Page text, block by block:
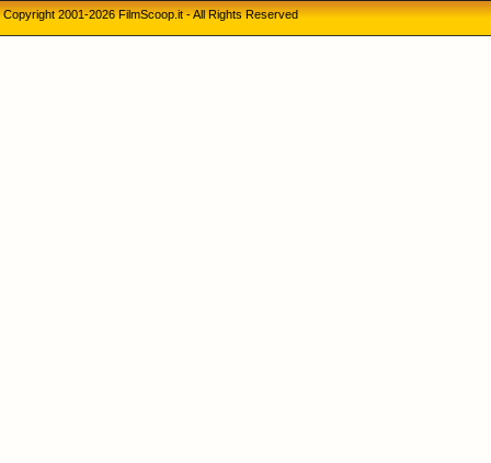
Copyright 2001-2026 FilmScoop.it - All Rights Reserved